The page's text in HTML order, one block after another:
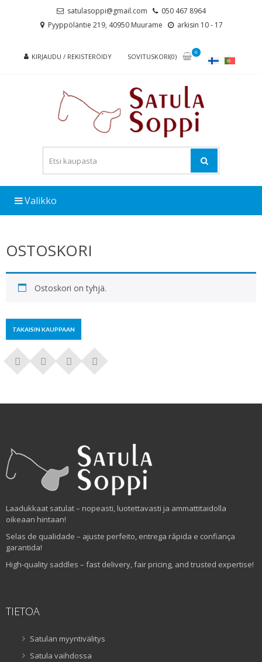
satulasoppi@gmail.com
050 467 8964
Pyyppöläntie 219, 40950 Muurame
arkisin 10 - 17
KIRJAUDU / REKISTERÖIDY SOVITUSKORI(0)
0
Valikko
OSTOSKORI
Ostoskori on tyhjä.
TAKAISIN KAUPPAAN
Laadukkaat satulat – nopeasti, luotettavasti ja ammattitaidolla
oikeaan hintaan!
Selas de qualidade – ajuste perfeito, entrega rápida e confiança
garantida!
High-quality saddles – fast delivery, fair pricing, and trusted expertise!
TIETOA
Satulan myyntivälitys
Satula vaihdossa